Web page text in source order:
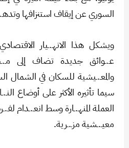
السوري عن إيقاف استنزافها
ويشكل هذا الانهـ.ـيار
عـ.ـوائق جديدة تضاف إلى
والمعـ.ـيشية للسكان في الشمال
سيما تأثيره الأكثر على أوضاع
العملة المنهـ.ـارة وسط انعـ.ـدام
معيـ.ـشية مزـ.ـرية.